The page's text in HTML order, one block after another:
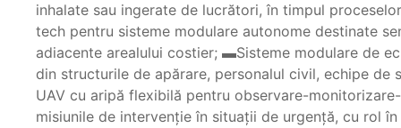
inhalate sau ingerate de lucrători, în timpul
tech pentru sisteme modulare autonome destinate
adiacente arealului costier; ▬Sisteme modulare de
din structurile de apărare, personalul civil, echipe
UAV cu aripă flexibilă pentru observare-
misiunile de intervenţie în situaţii de urgenţă, cu rol